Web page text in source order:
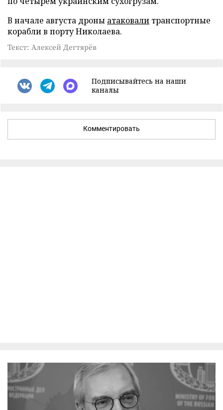
В начале августа дроны атаковали транспортные
корабли в порту Николаева.
Текст: Алексей Дегтярёв
Подписывайтесь на наши
каналы
Комментировать